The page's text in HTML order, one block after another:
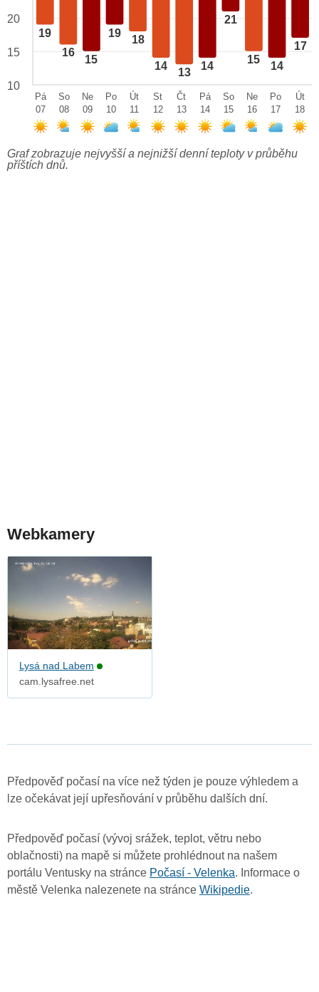
19
16
15
19
18
14
13
14
21
15
14
17
20
15
10
Pá
07
So
08
Ne
09
Po
10
Út
11
St
12
Čt
13
Pá
14
So
15
Ne
16
Po
17
Út
18
Graf zobrazuje nejvyšší a nejnižší denní teploty v průběhu
příštích dnů.
Webkamery
Lysá nad Labem
cam.lysafree.net
Předpověď počasí na více než týden je pouze výhledem a
lze očekávat její upřesňování v průběhu dalších dní.
Předpověď počasí (vývoj srážek, teplot, větru nebo
oblačnosti) na mapě si můžete prohlédnout na našem
portálu Ventusky na stránce Počasí - Velenka. Informace o
městě Velenka nalezenete na stránce Wikipedie.